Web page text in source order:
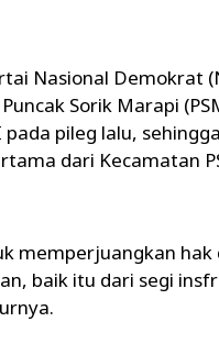
Nasional Demokrat
Sorik Marapi
pileg lalu,
dari Kecamatan
memperjuangkan
baik itu dari segi